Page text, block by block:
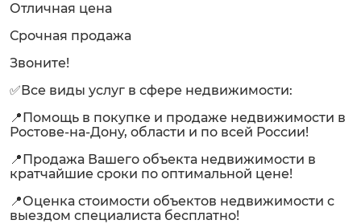
Отличная цена
Срочная продажа
Звоните!
✅Все виды услуг в сфере недвижимости:
📍Помощь в покупке и продаже недвижимости в
Ростове-на-Дону, области и по всей России!
📍Продажа Вашего объекта недвижимости в
кратчайшие сроки по оптимальной цене!
📍Оценка стоимости объектов недвижимости с
выездом специалиста бесплатно!